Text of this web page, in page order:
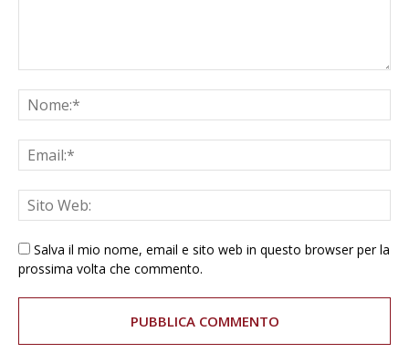
Salva il mio nome, email e sito web in questo browser per la
prossima volta che commento.